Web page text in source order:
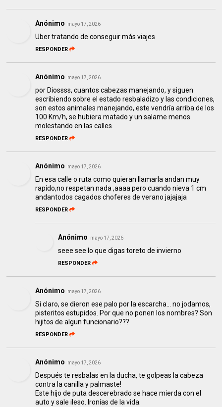
Anónimo mayo 17, 2026
Uber tratando de conseguir más viajes
RESPONDER
Anónimo mayo 17, 2026
por Diossss, cuantos cabezas manejando, y siguen
escribiendo sobre el estado resbaladizo y las condiciones,
son estos animales manejando, este vendría arriba de los
100 Km/h, se hubiera matado y un salame menos
molestando en las calles.
RESPONDER
Anónimo mayo 17, 2026
En esa calle o ruta como quieran llamarla andan muy
rapido,no respetan nada ,aaaa pero cuando nieva 1 cm
andantodos cagados choferes de verano jajajaja
RESPONDER
Anónimo mayo 17, 2026
seee see lo que digas toreto de invierno
RESPONDER
Anónimo mayo 17, 2026
Si claro, se dieron ese palo por la escarcha... no jodamos,
pisteritos estupidos. Por que no ponen los nombres? Son
hijitos de algun funcionario???
RESPONDER
Anónimo mayo 17, 2026
Después te resbalas en la ducha, te golpeas la cabeza
contra la canilla y palmaste!
Este hijo de puta descerebrado se hace mierda con el
auto y sale ileso. Ironías de la vida.